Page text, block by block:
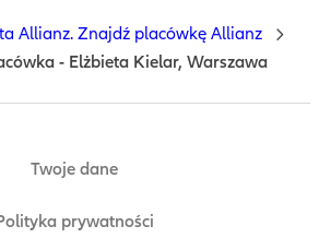
Twoje dane
prywatności
Allianz. Znajdź placówkę Allianz
- Elżbieta Kielar, Warszawa